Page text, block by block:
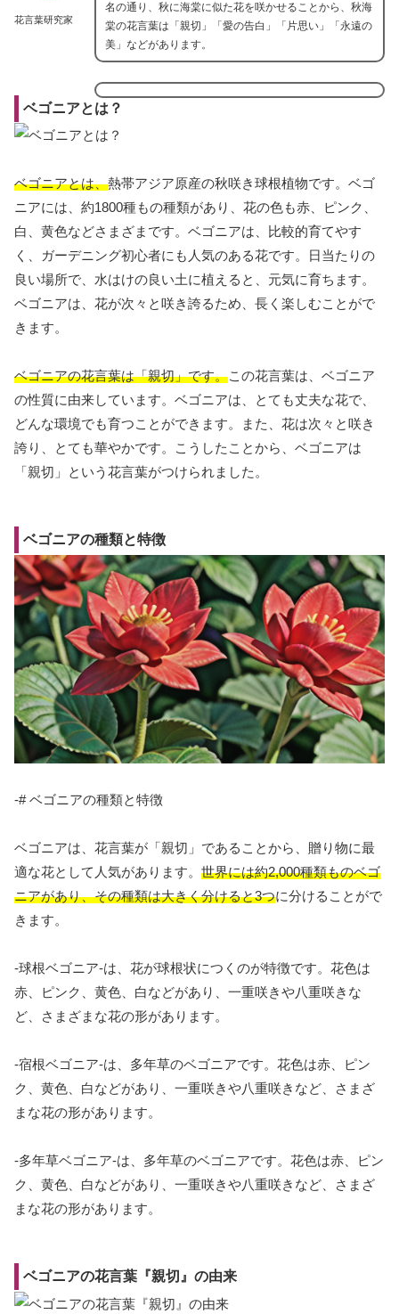
花言葉研究家
名の通り、秋に海棠に似た花を咲かせることから、秋海
棠の花言葉は「親切」「愛の告白」「片思い」「永遠の
美」などがあります。
ベゴニアとは？
ベゴニアとは、熱帯アジア原産の秋咲き球根植物です。ベゴ
ニアには、約1800種もの種類があり、花の色も赤、ピンク、
白、黄色などさまざまです。ベゴニアは、比較的育てやす
く、ガーデニング初心者にも人気のある花です。日当たりの
良い場所で、水はけの良い土に植えると、元気に育ちます。
ベゴニアは、花が次々と咲き誇るため、長く楽しむことがで
きます。
ベゴニアの花言葉は「親切」です。この花言葉は、ベゴニア
の性質に由来しています。ベゴニアは、とても丈夫な花で、
どんな環境でも育つことができます。また、花は次々と咲き
誇り、とても華やかです。こうしたことから、ベゴニアは
「親切」という花言葉がつけられました。
ベゴニアの種類と特徴
-# ベゴニアの種類と特徴
ベゴニアは、花言葉が「親切」であることから、贈り物に最
適な花として人気があります。 世界には約2,000種類ものベゴ
ニアがあり、その種類は大きく分けると3つに分けることがで
きます。
-球根ベゴニア-は、花が球根状につくのが特徴です。花色は
赤、ピンク、黄色、白などがあり、一重咲きや八重咲きな
ど、さまざまな花の形があります。
-宿根ベゴニア-は、多年草のベゴニアです。花色は赤、ピン
ク、黄色、白などがあり、一重咲きや八重咲きなど、さまざ
まな花の形があります。
-多年草ベゴニア-は、多年草のベゴニアです。花色は赤、ピン
ク、黄色、白などがあり、一重咲きや八重咲きなど、さまざ
まな花の形があります。
ベゴニアの花言葉『親切』の由来